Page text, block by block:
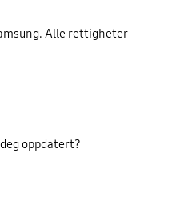
Alle rettigheter
oppdatert?